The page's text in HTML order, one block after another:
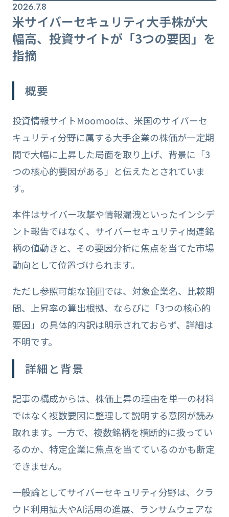
2026.7.8
米サイバーセキュリティ大手株が大
幅高、投資サイトが「3つの要因」を
指摘
概要
投資情報サイトMoomooは、米国のサイバーセ
キュリティ分野に属する大手企業の株価が一定期
間で大幅に上昇した局面を取り上げ、背景に「3
つの核心的要因がある」と伝えたとされていま
す。
本件はサイバー攻撃や情報漏洩といったインシデ
ント報告ではなく、サイバーセキュリティ関連銘
柄の値動きと、その要因分析に焦点を当てた市場
動向として位置づけられます。
ただし参照可能な範囲では、対象企業名、比較期
間、上昇率の算出根拠、ならびに「3つの核心的
要因」の具体的内訳は明示されておらず、詳細は
不明です。
詳細と背景
記事の構成からは、株価上昇の理由を単一の材料
ではなく複数要因に整理して説明する意図が読み
取れます。一方で、複数銘柄を横断的に扱ってい
るのか、特定企業に焦点を当てているのかも断定
できません。
一般論としてサイバーセキュリティ分野は、クラ
ウド利用拡大やAI活用の進展、ランサムウェアな